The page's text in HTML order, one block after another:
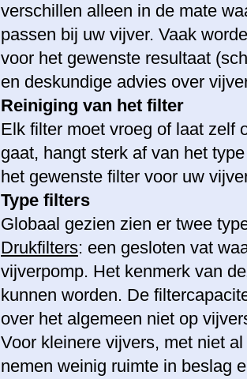
verschillen alleen in de mate
passen bij uw vijver. Vaak
voor het gewenste resultaat
en deskundige advies over
Reiniging van het filter
Elk filter moet vroeg of laat zelf
gaat, hangt sterk af van het
het gewenste filter voor uw
Type filters
Globaal gezien zien er twee
Drukfilters: een gesloten vat
vijverpomp. Het kenmerk van
kunnen worden. De
over het algemeen niet op
Voor kleinere vijvers, met niet
nemen weinig ruimte in beslag